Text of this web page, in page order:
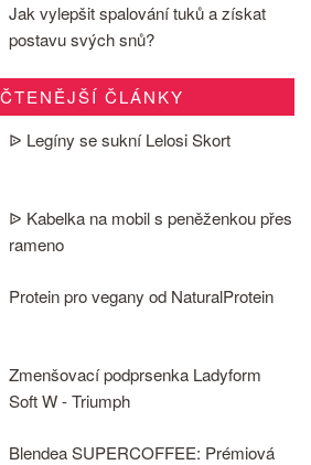
Jak vylepšit spalování tuků a získat
postavu svých snů?
ČLÁNKY
ᐉ Legíny se sukní Lelosi Skort
ᐉ Kabelka na mobil s peněženkou přes
rameno
Protein pro vegany od NaturalProtein
Zmenšovací podprsenka Ladyform
Soft W - Triumph
Blendea SUPERCOFFEE: Prémiová